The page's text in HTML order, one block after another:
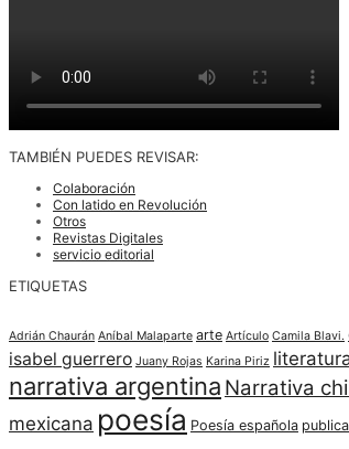
TAMBIÉN PUEDES REVISAR:
Colaboración
Con latido en Revolución
Otros
Revistas Digitales
servicio editorial
ETIQUETAS
Adrián Chaurán Aníbal Malaparte arte Artículo Camila Blavi.
isabel guerrero Juany Rojas Karina Piriz
narrativa argentina Narrativa
mexicana poesía Poesía española